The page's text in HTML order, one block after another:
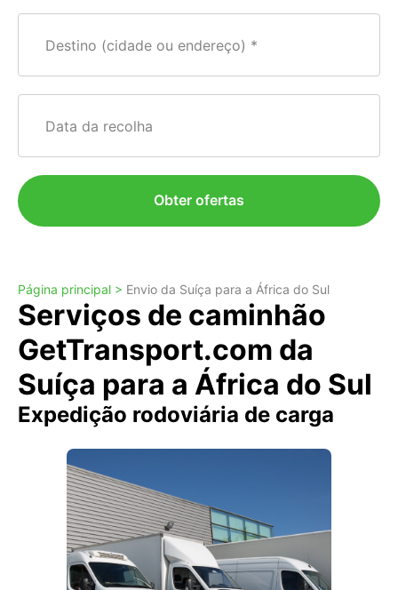
Destino (cidade ou endereço)
Data da recolha
Obter ofertas
Página principal > Envio da Suíça para a África do Sul
Serviços de caminhão
GetTransport.com da
Suíça para a África do Sul
Expedição rodoviária de carga